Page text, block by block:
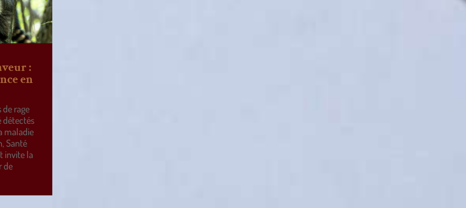
:
en
rage
détectés
maladie
Santé
invite la
de